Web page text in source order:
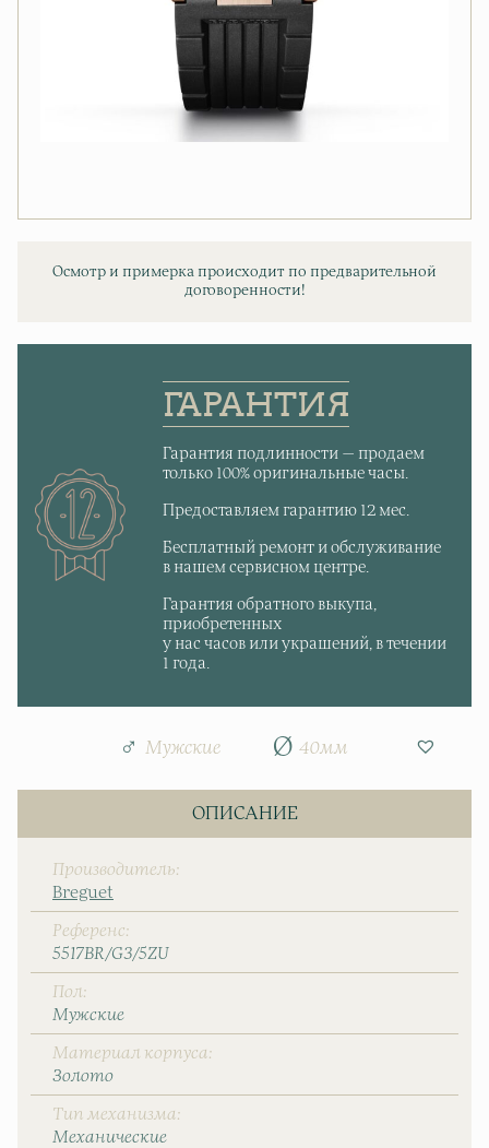
Осмотр и примерка происходит по предварительной
договоренности!
ГАРАНТИЯ
Гарантия подлинности — продаем
только 100% оригинальные часы.
Предоставляем гарантию 12 мес.
Бесплатный ремонт и обслуживание
в нашем сервисном центре.
Гарантия обратного выкупа,
приобретенных
у нас часов или украшений, в течении
1 года.
Мужские 40мм
ОПИСАНИЕ
Производитель
Breguet
Референс
5517BR/G3/5ZU
Пол
Мужские
Материал корпуса
Золото
Тип механизма
Механические